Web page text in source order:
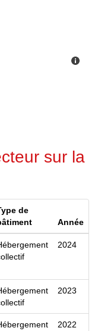
sur la
de
Année
2024
2023
2022